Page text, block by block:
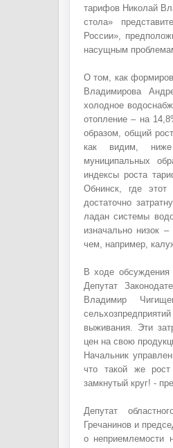
тарифов Николай
стола»
России»,
насущным
О том, как
Владимирова
холодное
отопление – на
образом, общий
как видим, ниже
муниципальных
индексы роста
Обнинск, где
достаточно
ладан системы
изначально низок
чем, например,
В ходе обсуждения
Депутат
Владимир
выживания. Эти
цен на свою
Начальник
что такой же
замкнутый круг! -
Депутат
Гречанинов и
о неприемлемости